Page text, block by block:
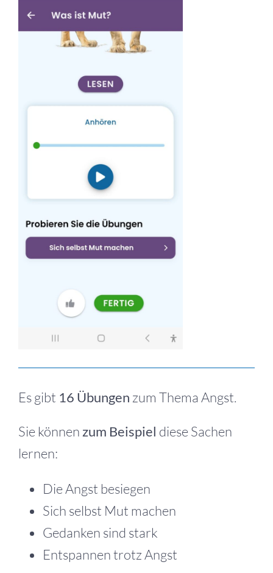
Es gibt 16 Übungen zum Thema Angst.
Sie können zum Beispiel diese Sachen
lernen:
Die Angst besiegen
Sich selbst Mut machen
Gedanken sind stark
Entspannen trotz Angst